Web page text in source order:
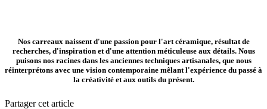
Nos carreaux naissent d'une passionpour l'art céramique, résultat de
recherches, d'inspiration et d'une attention méticuleuse aux détails. Nous
puisons nos racines dans les anciennes techniques artisanales, que nous
réinterprétons avec une vision contemporaine mêlant l'expérience du passé à
la créativité et aux outils du présent.
Partager cet article